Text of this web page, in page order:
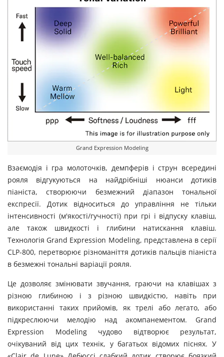
Grand Expression Modeling
Взаємодія і гра молоточків, демпферів і струн всередині
рояля відгукуються на найдрібніші нюанси дотиків
піаніста, створюючи безмежний діапазон тональної
експресії. Дотик відноситься до управління не тільки
інтенсивності (м'якості/гучності) при грі і відпуску клавіш,
але також швидкості і глибини натискання клавіш.
Технологія Grand Expression Modeling, представлена ​​в серії
CLP-800, перетворює різноманіття дотиків пальців піаніста
в безмежні тональні варіації рояля.
Це дозволяє змінювати звучання, граючи на клавішах з
різною глибиною і з різною швидкістю, навіть при
використанні таких прийомів, як трелі або легато, або
підкреслюючи мелодію над акомпанементом. Grand
Expression Modeling чудово відтворює результат,
очікуваний від цих технік, у багатьох відомих піснях. У